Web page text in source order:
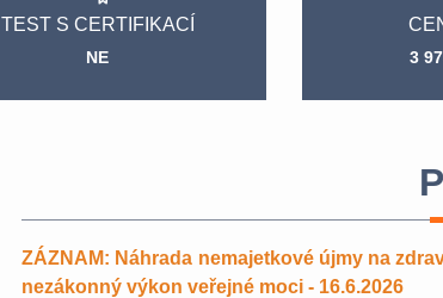
TEST S CERTIFIKACÍ
NE 3
ZÁZNAM: Náhrada nemajetkové újmy na
nezákonný výkon veřejné moci - 16.6.2026